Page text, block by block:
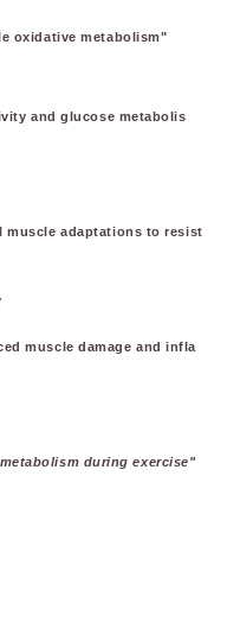
oxidative metabolism"
and glucose metabolis
muscle adaptations to resist
muscle damage and infla
during exercise"